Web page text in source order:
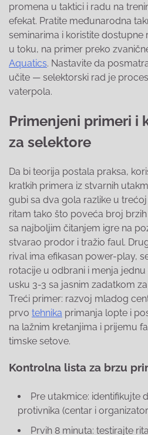
promena u taktici i radu na
efekat. Pratite međunarodna
seminarima i koristite dostupne
u toku, na primer preko
Aquatics. Nastavite da
učite — selektorski rad je
vaterpola.
Primenjeni primeri i
za selektore
Da bi teorija postala praksa,
kratkih primera iz stvarnih
gubi sa dva gola razlike u
ritam tako što poveća broj
sa najboljim čitanjem igre na
stvarao prodor i tražio faul.
rival ima efikasan power-play,
rotacije u odbrani i menja
usku 3-3 sa jasnim zadatkom
Treći primer: razvoj mladog
prvo tehnika primanja lopte i
na lažnim kretanjima i prijemu
timske setove.
Kontrolna lista za brzu
Pre utakmice: identifikujte
protivnika (centar i
Prvih 8 minuta: testirajte